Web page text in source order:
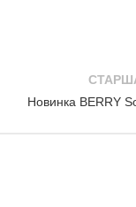
Новинка BERRY